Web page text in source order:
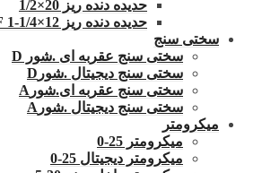
حدیده دنده ریز 20×1/2
حدیده دنده ریز 12×1/4-1 UNF
سختی سنج
سختی سنج عقربه ای .شور D
سختی سنج دیجیتال .شورD
سختی سنج عقربه ای.شورA
سختی سنج دیجیتال .شورA
میکرومتر
میکرومتر 25-0
میکرومتر دیجیتال 25-0